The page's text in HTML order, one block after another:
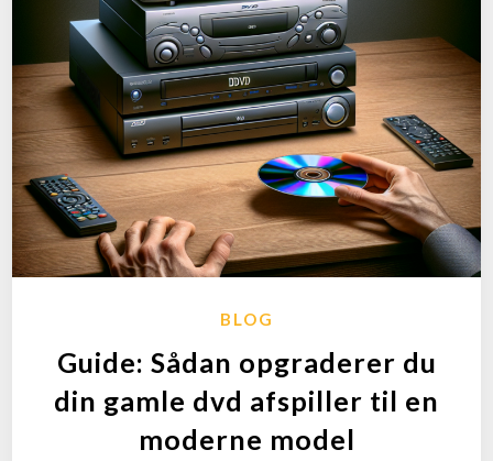
BLOG
Guide: Sådan opgraderer du
din gamle dvd afspiller til en
moderne model